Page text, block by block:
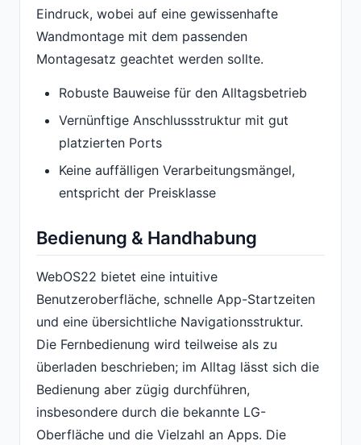
Eindruck, wobei auf eine gewissenhafte
Wandmontage mit dem passenden
Montagesatz geachtet werden sollte.
Robuste Bauweise für den Alltagsbetrieb
Vernünftige Anschlussstruktur mit gut
platzierten Ports
Keine auffälligen Verarbeitungsmängel,
entspricht der Preisklasse
Bedienung & Handhabung
WebOS22 bietet eine intuitive
Benutzeroberfläche, schnelle App-Startzeiten
und eine übersichtliche Navigationsstruktur.
Die Fernbedienung wird teilweise als zu
überladen beschrieben; im Alltag lässt sich die
Bedienung aber zügig durchführen,
insbesondere durch die bekannte LG-
Oberfläche und die Vielzahl an Apps. Die